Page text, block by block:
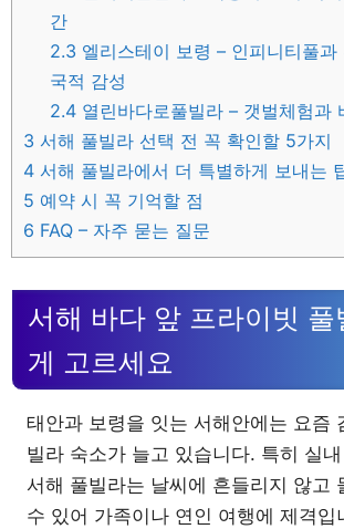
간
2.3 엘리스테이 보령 – 인피니티풀과
국적 감성
2.4 열린바다로풀빌라 – 갯벌체험과
3 서해 풀빌라 선택 전 꼭 확인할 5가지
4 서해 풀빌라에서 더 특별하게 보내는
5 예약 시 꼭 기억할 점
6 FAQ – 자주 묻는 질문
서해 바다 앞 프라이빗 풀
게 고르세요
태안과 보령을 잇는 서해안에는 요즘
빌라 숙소가 늘고 있습니다. 특히 실
서해 풀빌라는 날씨에 흔들리지 않고
수 있어 가족이나 연인 여행에 제격입